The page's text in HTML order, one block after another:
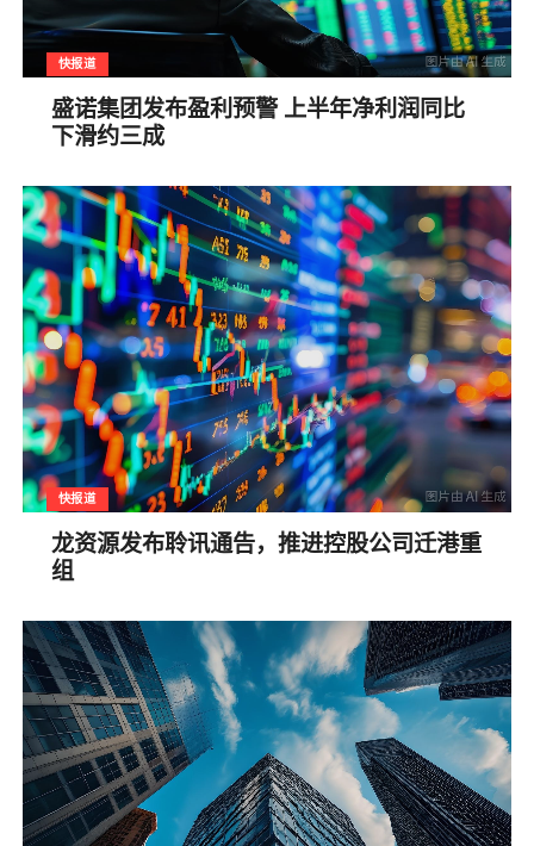
快报道
盛诺集团发布盈利预警 上半年净利润同比
下滑约三成
快报道
龙资源发布聆讯通告，推进控股公司迁港重
组